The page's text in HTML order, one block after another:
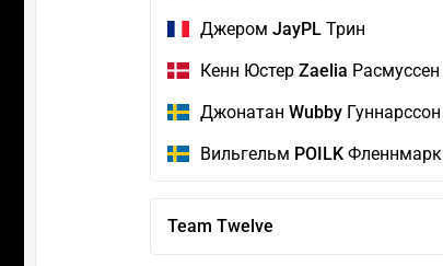
Джером JayPL Трин
Кенн Юстер Zaelia Расмуссен
Джонатан Wubby Гуннарссон
Вильгельм POILK Фленнмарк
Team Twelve